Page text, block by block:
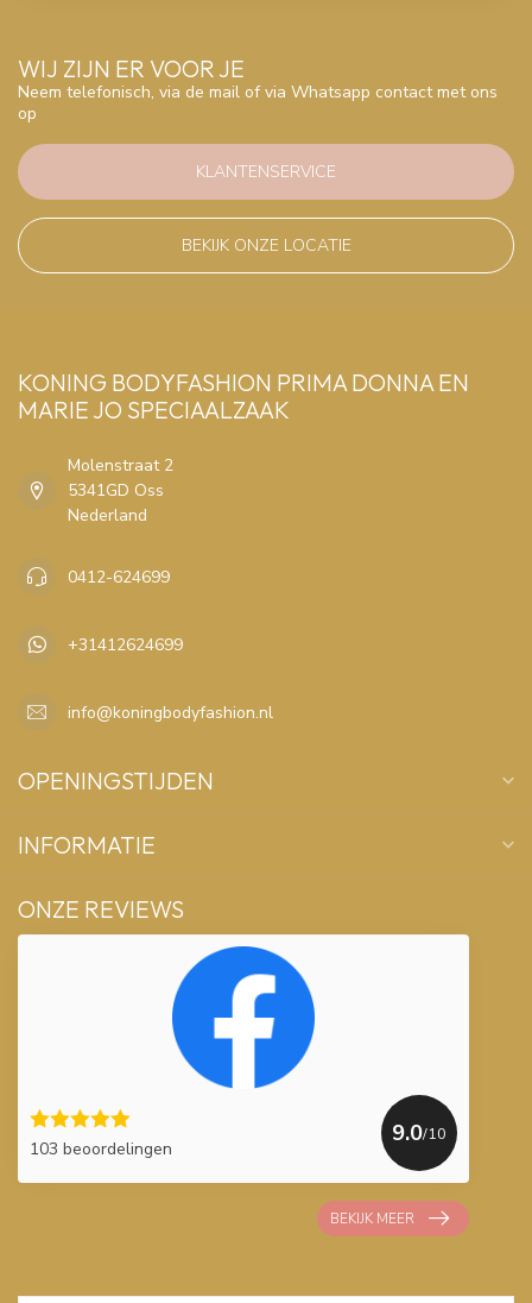
WIJ ZIJN ER VOOR JE
Neem telefonisch, via de mail of via Whatsapp contact met ons
op
KLANTENSERVICE
BEKIJK ONZE LOCATIE
KONING BODYFASHION PRIMA DONNA EN
MARIE JO SPECIAALZAAK
Molenstraat 2
5341GD Oss
Nederland
0412-624699
+31412624699
info@koningbodyfashion.nl
OPENINGSTIJDEN
INFORMATIE
ONZE REVIEWS
103 beoordelingen
9.0/10
BEKIJK MEER